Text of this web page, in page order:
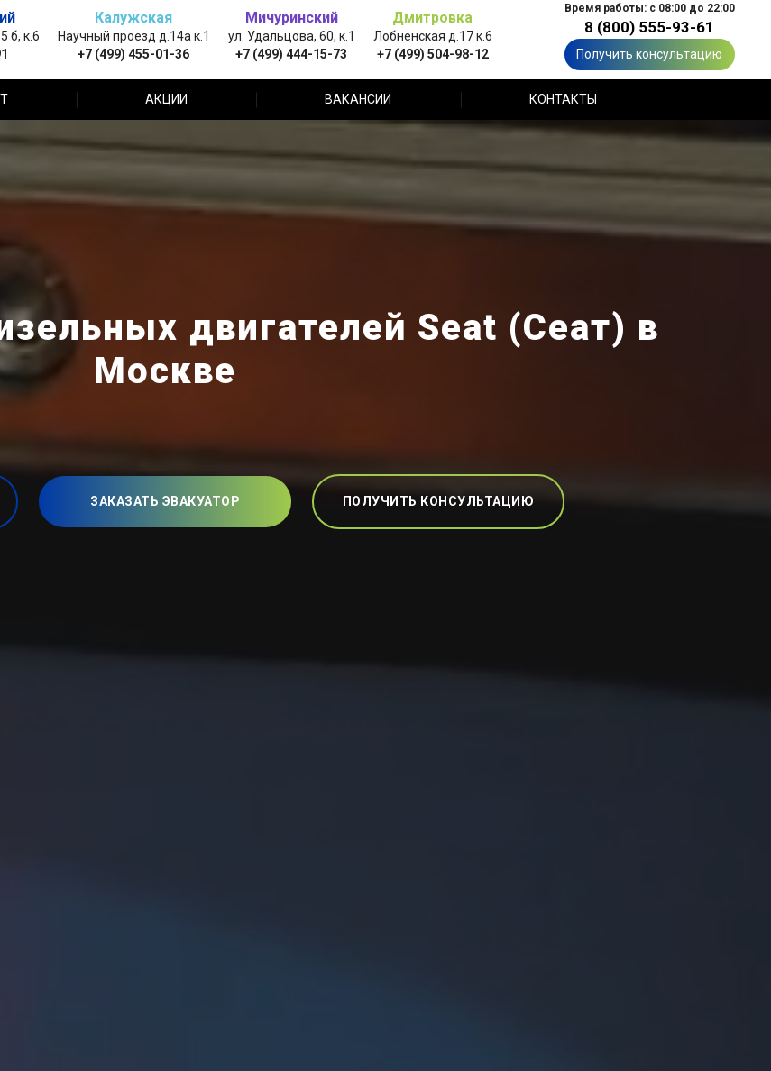
б, к.6
Калужская
Научный проезд д.14а к.1
+7 (499) 455-01-36
Мичуринский
ул. Удальцова, 60, к.1
+7 (499) 444-15-73
Дмитровка
Лобненская д.17 к.6
+7 (499) 504-98-12
Время работы: с 08:00 до 22:00
8 (800) 555-93-61
Получить консультацию
АКЦИИ ВАКАНСИИ КОНТАКТЫ
двигателей Seat (Сеат) в
Москве
ЗАКАЗАТЬ ЭВАКУАТОР ПОЛУЧИТЬ КОНСУЛЬТАЦИЮ